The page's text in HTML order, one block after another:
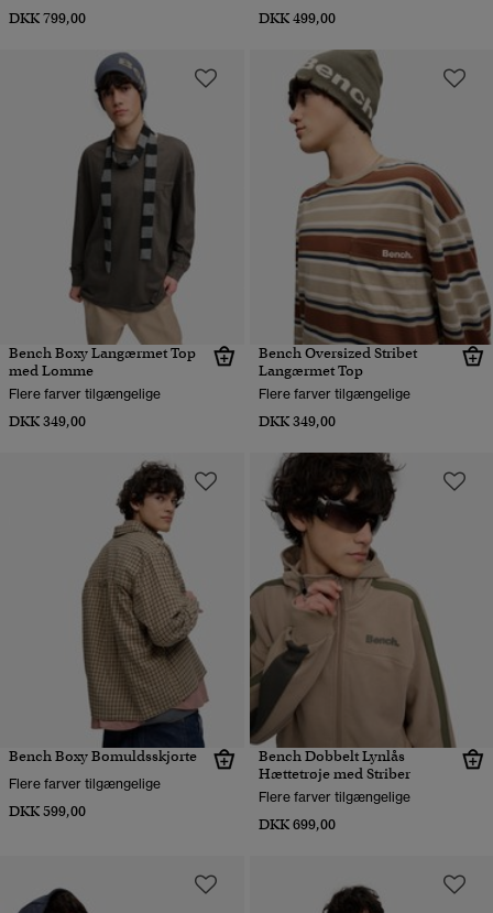
DKK 799,00 DKK 499,00
Bench Boxy Langærmet Top
med Lomme
Flere farver tilgængelige
DKK 349,00
Bench Oversized Stribet
Langærmet Top
Flere farver tilgængelige
DKK 349,00
Bench Boxy Bomuldsskjorte
Flere farver tilgængelige
DKK 599,00
Bench Dobbelt Lynlås
Hættetrøje med Striber
Flere farver tilgængelige
DKK 699,00